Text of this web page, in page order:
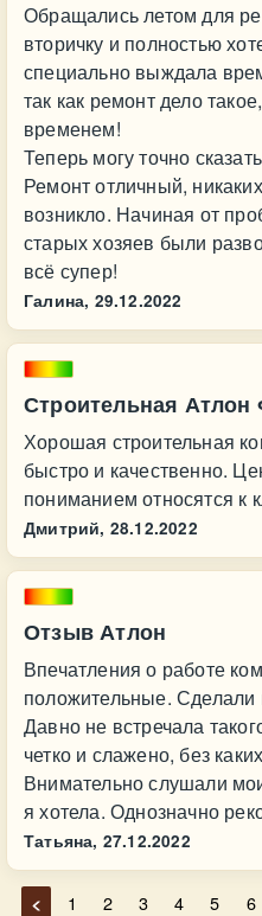
Обращались летом для
вторичку и полностью
специально выждала
так как ремонт дело
временем!
Теперь могу точно
Ремонт отличный,
возникло. Начиная от
старых хозяев были
всё супер!
Галина, 29.12.2022
Строительная
Хорошая строительная
быстро и качественно.
пониманием относятся к
Дмитрий, 28.12.2022
Отзыв Атлон
Впечатления о работе
положительные.
Давно не встречала
четко и слажено, без
Внимательно слушали
я хотела. Однозначно
Татьяна, 27.12.2022
< 1 2 3 4 5 6